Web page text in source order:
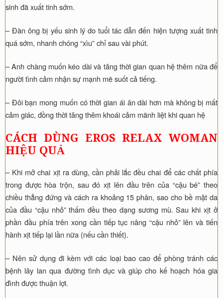
sinh đã xuất tinh sớm.
– Đàn ông bị yếu sinh lý do tuổi tác dẫn đến hiện tượng xuất tinh
quá sớm, nhanh chóng “xìu” chỉ sau vài phút.
– Anh chàng muốn kéo dài và tăng thời gian quan hệ thêm nữa để
người tình cảm nhận sự mạnh mẽ suốt cả tiếng.
– Đôi bạn mong muốn có thời gian ái ân dài hơn mà không bị mất
cảm giác, đồng thời tăng thêm khoái cảm mãnh liệt khi quan hệ
CÁCH DÙNG EROS RELAX WOMAN
HIỆU QUẢ
– Khi mở chai xịt ra dùng, cần phải lắc đều chai để các chất phía
trong được hòa trộn, sau đó xịt lên đầu trên của “cậu bé” theo
chiều thẳng đứng và cách ra khoảng 15 phân, sao cho bề mặt da
của đầu “cậu nhỏ” thấm đều theo dạng sương mù. Sau khi xịt ở
phần đầu phía trên xong cần tiếp tục nâng “cậu nhỏ” lên và tiến
hành xịt tiếp lại lần nữa (nếu cần thiết).
– Nên sử dụng đi kèm với các loại bao cao để phòng tránh các
bệnh lây lan qua đường tình dục và giúp cho kế hoạch hóa gia
đình được thuận lợi.